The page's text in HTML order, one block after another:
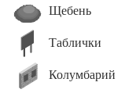
Щебень
Таблички
Колумбарий